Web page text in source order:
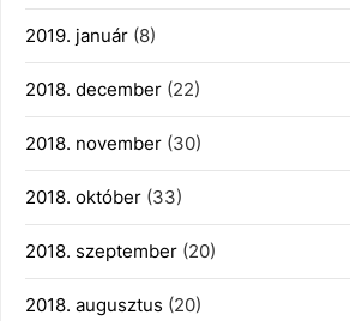
2019. január (8)
2018. december (22)
2018. november (30)
2018. október (33)
2018. szeptember (20)
2018. augusztus (20)